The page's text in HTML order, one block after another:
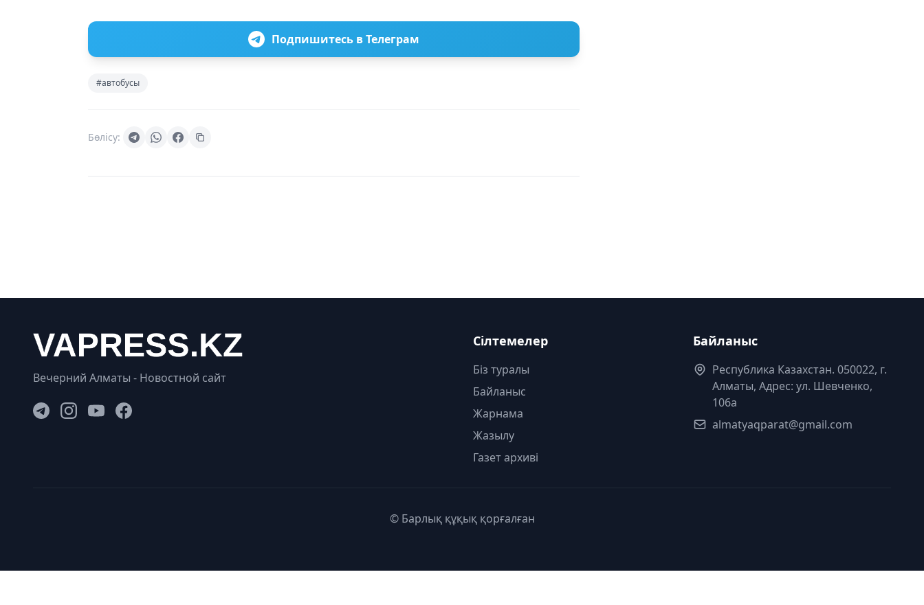
Подпишитесь в Телеграм
#автобусы
Бөлісу:
Вечерний Алматы - Новостной сайт
Сілтемелер
Біз туралы
Байланыс
Жарнама
Жазылу
Газет архиві
Байланыс
Республика Казахстан. 050022, г.
Алматы, Адрес: ул. Шевченко,
106а
almatyaqparat@gmail.com
© Барлық құқық қорғалған